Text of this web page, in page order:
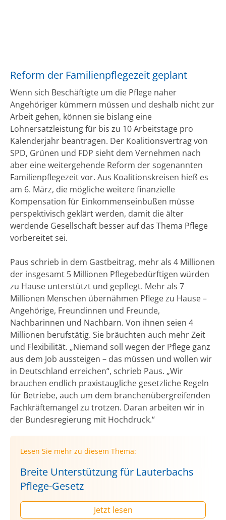
Reform der Familienpflegezeit geplant
Wenn sich Beschäftigte um die Pflege naher
Angehöriger kümmern müssen und deshalb nicht zur
Arbeit gehen, können sie bislang eine
Lohnersatzleistung für bis zu 10 Arbeitstage pro
Kalenderjahr beantragen. Der Koalitionsvertrag von
SPD, Grünen und FDP sieht dem Vernehmen nach
aber eine weitergehende Reform der sogenannten
Familienpflegezeit vor. Aus Koalitionskreisen hieß es
am 6. März, die mögliche weitere finanzielle
Kompensation für Einkommenseinbußen müsse
perspektivisch geklärt werden, damit die älter
werdende Gesellschaft besser auf das Thema Pflege
vorbereitet sei.
Paus schrieb in dem Gastbeitrag, mehr als 4 Millionen
der insgesamt 5 Millionen Pflegebedürftigen würden
zu Hause unterstützt und gepflegt. Mehr als 7
Millionen Menschen übernähmen Pflege zu Hause –
Angehörige, Freundinnen und Freunde,
Nachbarinnen und Nachbarn. Von ihnen seien 4
Millionen berufstätig. Sie bräuchten auch mehr Zeit
und Flexibilität. „Niemand soll wegen der Pflege ganz
aus dem Job aussteigen – das müssen und wollen wir
in Deutschland erreichen“, schrieb Paus. „Wir
brauchen endlich praxistaugliche gesetzliche Regeln
für Betriebe, auch um dem branchenübergreifenden
Fachkräftemangel zu trotzen. Daran arbeiten wir in
der Bundesregierung mit Hochdruck.“
Lesen Sie mehr zu diesem Thema:
Breite Unterstützung für Lauterbachs
Pflege-Gesetz
Jetzt lesen